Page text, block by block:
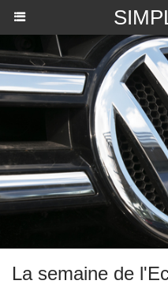
La semaine de